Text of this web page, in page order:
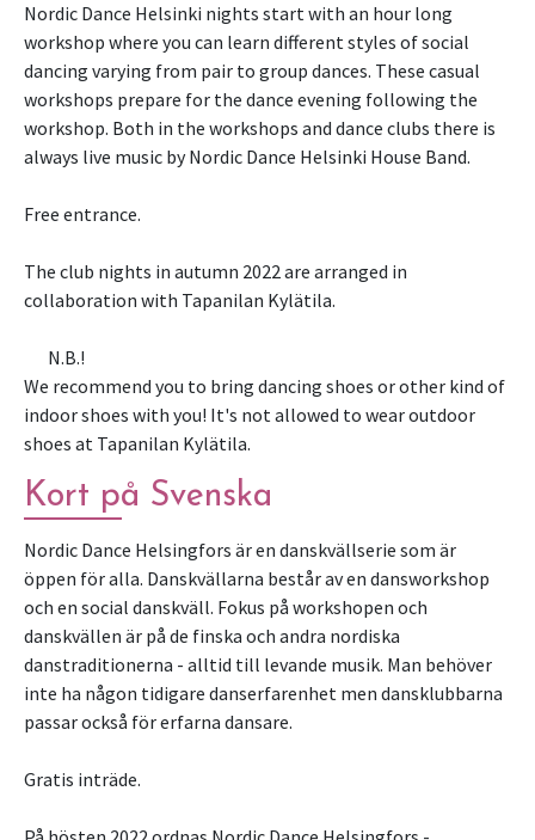
Nordic Dance Helsinki nights start with an hour long
workshop where you can learn different styles of social
dancing varying from pair to group dances. These casual
workshops prepare for the dance evening following the
workshop. Both in the workshops and dance clubs there is
always live music by Nordic Dance Helsinki House Band.
Free entrance.
The club nights in autumn 2022 are arranged in
collaboration with Tapanilan Kylätila.
N.B.!
We recommend you to bring dancing shoes or other kind of
indoor shoes with you! It's not allowed to wear outdoor
shoes at Tapanilan Kylätila.
Kort på Svenska
Nordic Dance Helsingfors är en danskvällserie som är
öppen för alla. Danskvällarna består av en dansworkshop
och en social danskväll. Fokus på workshopen och
danskvällen är på de finska och andra nordiska
danstraditionerna - alltid till levande musik. Man behöver
inte ha någon tidigare danserfarenhet men dansklubbarna
passar också för erfarna dansare.
Gratis inträde.